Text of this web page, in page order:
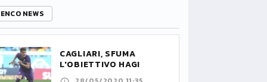
NEWS
CAGLIARI, SFUMA
L'OBIETTIVO HAGI